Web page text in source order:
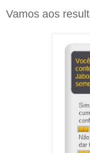
Vamos aos